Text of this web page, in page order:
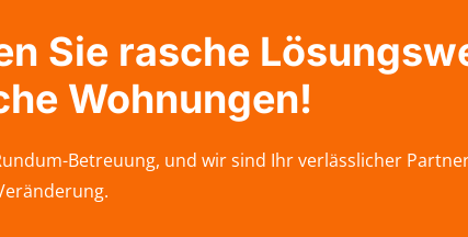
Sie rasche
Wohnungen!
Betreuung, und wir sind Ihr verlässlicher